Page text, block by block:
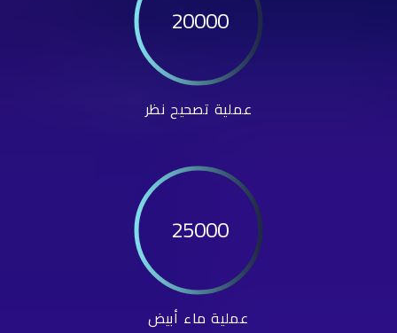
20000
عملية تصحيح نظر
25000
عملية ماء أبيض